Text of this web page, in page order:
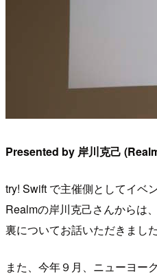
Presented by 岸川克己
try! Swift で主催側としてイベ
Realmの岸川克己さんからは
裏についてお話いただきました
また、今年９月、ニューヨー